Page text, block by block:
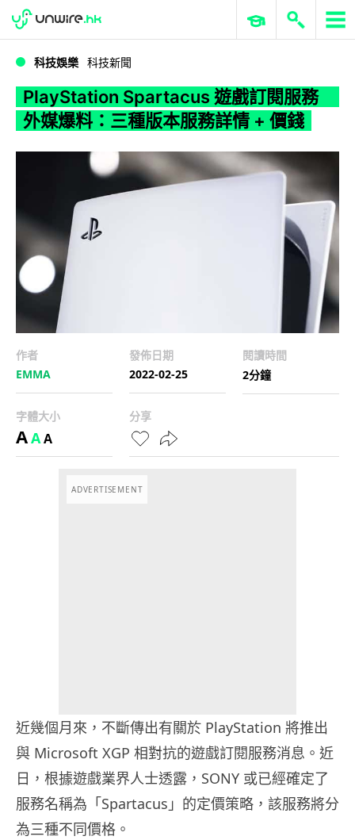
WWDC 2026 ERP 與商業 AI
科技娛樂 科技新聞
PlayStation Spartacus 遊戲訂閱服務
外媒爆料：三種版本服務詳情 + 價錢
作者
EMMA
發佈日期
2022-02-25
閱讀時間
2分鐘
字體大小
AAA
分享
ADVERTISEMENT
近幾個月來，不斷傳出有關於 PlayStation 將推出
與 Microsoft XGP 相對抗的遊戲訂閱服務消息。近
日，根據遊戲業界人士透露，SONY 或已經確定了
服務名稱為「Spartacus」的定價策略，該服務將分
為三種不同價格。